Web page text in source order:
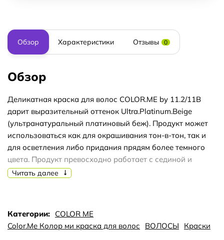
Обзор Характеристики Отзывы 0
Обзор
Деликатная краска для волос COLOR.ME by 11.2/11B
дарит выразительный оттенок Ultra.Platinum.Beige
(ультранатуральный платиновый беж). Продукт может
использоваться как для окрашивания тон-в-тон, так и
для осветления либо придания прядям более темного
цвета. Продукт превосходно работает с сединой и
перекрывает ее без проблем. Подходит для полного
вызывающие раздражения: мед, экстракты шиповника и
алоэ вера, масла ши, виноградной косточки и миндаля.
Читать далее
Категории: COLOR ME
Color.Me Колор ми краска для волос
ВОЛОСЫ Краски